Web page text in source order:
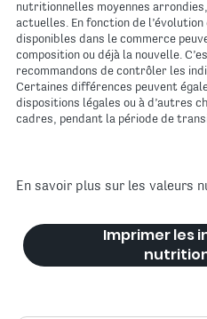
nutritionnelles moyennes
actuelles. En fonction de
disponibles dans le commerce
composition ou déjà la nouvelle.
recommandons de contrôler les
Certaines différences peuvent
dispositions légales ou à d’autres
cadres, pendant la période de
En savoir plus sur les valeurs
Imprimer les